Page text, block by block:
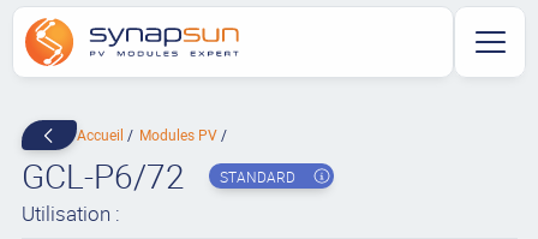
Accueil Modules PV
GCL-P6/72 STANDARD
Utilisation :